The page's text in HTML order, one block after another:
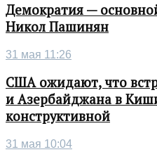
Демократия —
Никол Пашинян
31 мая 11:26
США ожидают, что
и Азербайджана в
конструктивной
31 мая 10:04